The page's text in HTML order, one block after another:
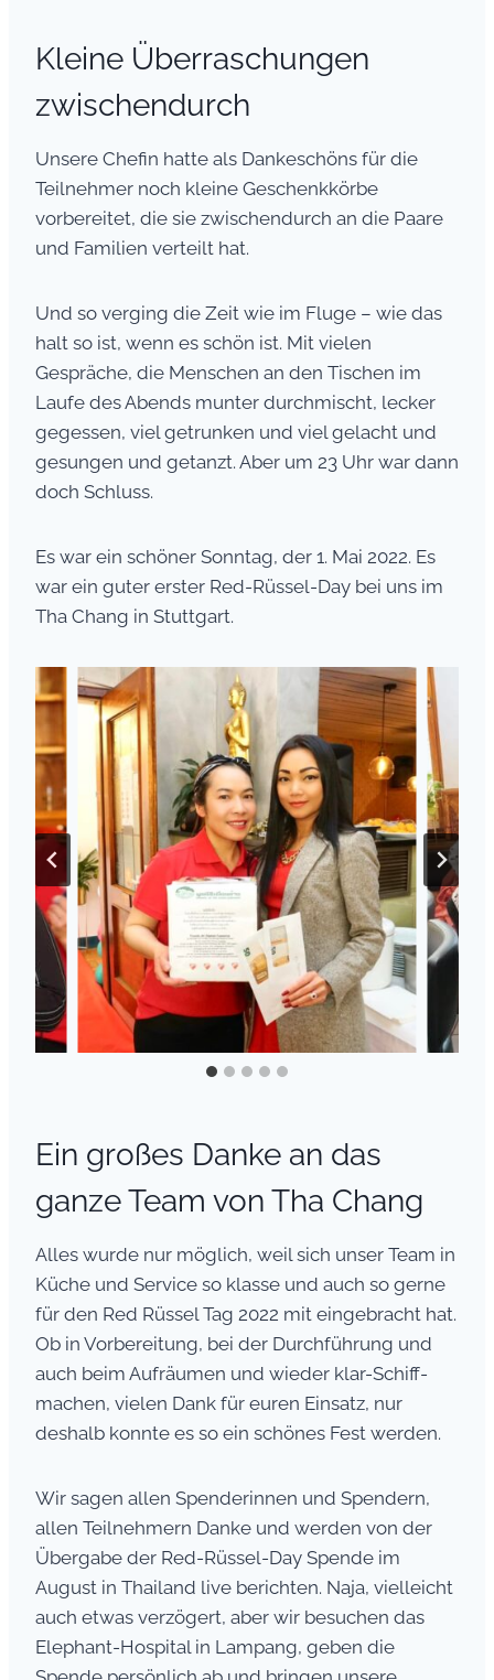
Kleine Überraschungen
zwischendurch
Unsere Chefin hatte als Dankeschöns für die
Teilnehmer noch kleine Geschenkkörbe
vorbereitet, die sie zwischendurch an die Paare
und Familien verteilt hat.
Und so verging die Zeit wie im Fluge – wie das
halt so ist, wenn es schön ist. Mit vielen
Gespräche, die Menschen an den Tischen im
Laufe des Abends munter durchmischt, lecker
gegessen, viel getrunken und viel gelacht und
gesungen und getanzt. Aber um 23 Uhr war dann
doch Schluss.
Es war ein schöner Sonntag, der 1. Mai 2022. Es
war ein guter erster Red-Rüssel-Day bei uns im
Tha Chang in Stuttgart.
Ein großes Danke an das
ganze Team von Tha Chang
Alles wurde nur möglich, weil sich unser Team in
Küche und Service so klasse und auch so gerne
für den Red Rüssel Tag 2022 mit eingebracht hat.
Ob in Vorbereitung, bei der Durchführung und
auch beim Aufräumen und wieder klar-Schiff-
machen, vielen Dank für euren Einsatz, nur
deshalb konnte es so ein schönes Fest werden.
Wir sagen allen Spenderinnen und Spendern,
allen Teilnehmern Danke und werden von der
Übergabe der Red-Rüssel-Day Spende im
August in Thailand live berichten. Naja, vielleicht
auch etwas verzögert, aber wir besuchen das
Elephant-Hospital in Lampang, geben die